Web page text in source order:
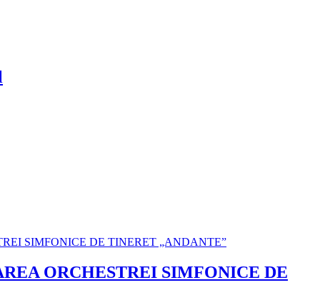
ORCHESTREI SIMFONICE DE